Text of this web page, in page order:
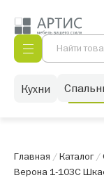
Кухни
Главная /Каталог/
Верона 1-103С